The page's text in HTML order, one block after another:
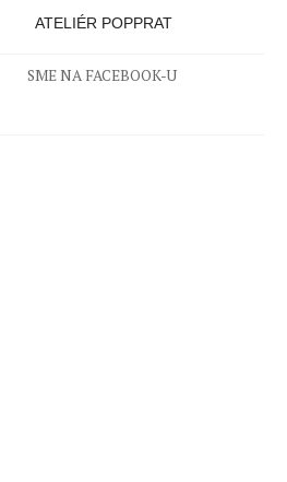
ATELIÉR POPPRAT
SME NA FACEBOOK-U